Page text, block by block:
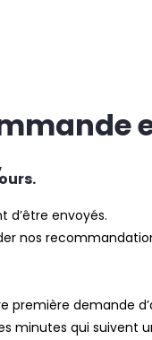
d’être envoyés.
nos
première demande
minutes qui suivent